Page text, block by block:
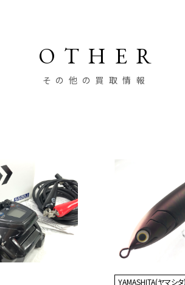
OTHER
その他の買取情報
YAMASHITA(ヤマシタ)